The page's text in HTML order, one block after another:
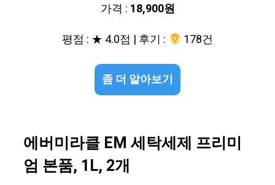
가격 : 18,900원
평점 : ★ 4.0점 | 후기 :
‍‍ 178건
좀 더 알아보기
에버미라클 EM 세탁세제 프리미
엄 본품, 1L, 2개